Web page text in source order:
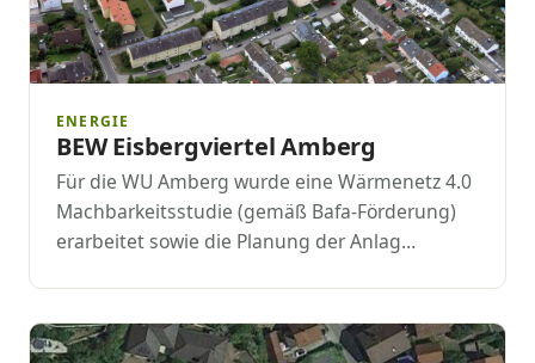
ENERGIE
BEW Eisbergviertel Amberg
Für die WU Amberg wurde eine Wärmenetz 4.0
Machbarkeitsstudie (gemäß Bafa-Förderung)
erarbeitet sowie die Planung der Anlag…